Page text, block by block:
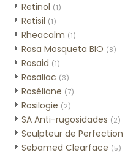
Retinol (1)
Retisil (1)
Rheacalm (1)
Rosa Mosqueta BIO (8)
Rosaid (1)
Rosaliac (3)
Roséliane (7)
Rosilogie (2)
SA Anti-rugosidades (2)
Sculpteur de Perfection
Sebamed Clearface (5)